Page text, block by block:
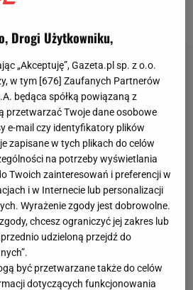
Drogi Użytkowniku,
„Akceptuję”, Gazeta.pl sp. z o.o.
w tym [676] Zaufanych Partnerów
będąca spółką powiązaną z
przetwarzać Twoje dane osobowe
e-mail czy identyfikatory plików
zapisane w tych plikach do celów
na potrzeby wyświetlania
Twoich zainteresowań i preferencji w
i w Internecie lub personalizacji
Wyrażenie zgody jest dobrowolne.
chcesz ograniczyć jej zakres lub
udzieloną przejdź do
być przetwarzane także do celów
dotyczących funkcjonowania